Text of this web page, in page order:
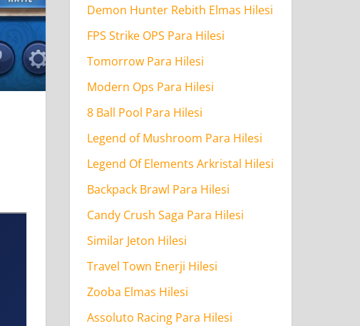
Demon Hunter Rebith Elmas Hilesi
FPS Strike OPS Para Hilesi
Tomorrow Para Hilesi
Modern Ops Para Hilesi
8 Ball Pool Para Hilesi
Legend of Mushroom Para Hilesi
Legend Of Elements Arkristal Hilesi
Backpack Brawl Para Hilesi
Candy Crush Saga Para Hilesi
Similar Jeton Hilesi
Travel Town Enerji Hilesi
Zooba Elmas Hilesi
Assoluto Racing Para Hilesi